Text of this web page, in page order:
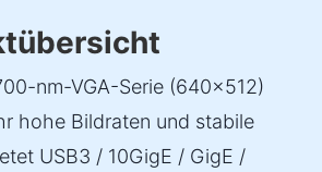
nm-VGA-Serie (640×512)
hohe Bildraten und stabile
USB3 / 10GigE / GigE /